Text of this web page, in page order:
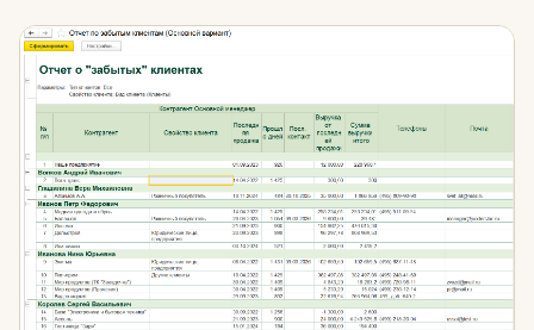
Отчет по забытым клиентам